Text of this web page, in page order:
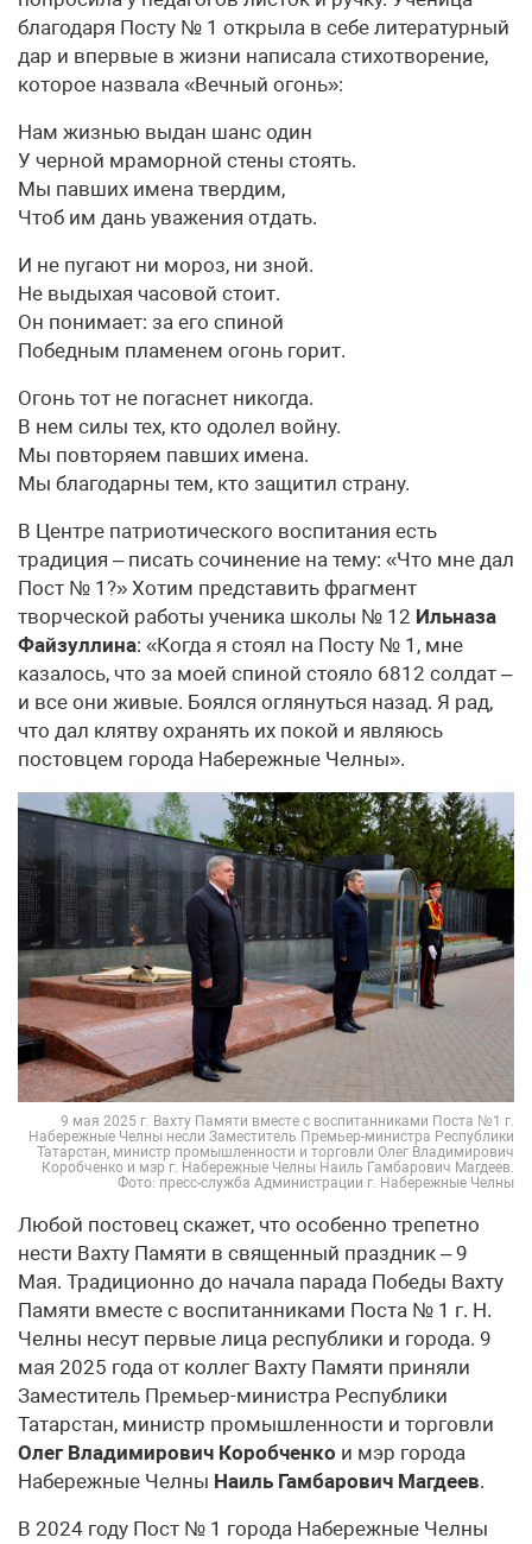
благодаря Посту № 1 открыла в себе литературный
дар и впервые в жизни написала стихотворение,
которое назвала «Вечный огонь»:
Нам жизнью выдан шанс один
У черной мраморной стены стоять.
Мы павших имена твердим,
Чтоб им дань уважения отдать.
И не пугают ни мороз, ни зной.
Не выдыхая часовой стоит.
Он понимает: за его спиной
Победным пламенем огонь горит.
Огонь тот не погаснет никогда.
В нем силы тех, кто одолел войну.
Мы повторяем павших имена.
Мы благодарны тем, кто защитил страну.
В Центре патриотического воспитания есть
традиция – писать сочинение на тему: «Что мне дал
Пост № 1?» Хотим представить фрагмент
творческой работы ученика школы № 12 Ильназа
Файзуллина: «Когда я стоял на Посту № 1, мне
казалось, что за моей спиной стояло 6812 солдат –
и все они живые. Боялся оглянуться назад. Я рад,
что дал клятву охранять их покой и являюсь
постовцем города Набережные Челны».
9 мая 2025 г. Вахту Памяти вместе с воспитанниками Поста №1 г.
Набережные Челны несли Заместитель Премьер-министра Республики
Татарстан, министр промышленности и торговли Олег Владимирович
Коробченко и мэр г. Набережные Челны Наиль Гамбарович Магдеев.
Фото: пресс-служба Администрации г. Набережные Челны
Любой постовец скажет, что особенно трепетно
нести Вахту Памяти в священный праздник – 9
Мая. Традиционно до начала парада Победы Вахту
Памяти вместе с воспитанниками Поста № 1 г. Н.
Челны несут первые лица республики и города. 9
мая 2025 года от коллег Вахту Памяти приняли
Заместитель Премьер-министра Республики
Татарстан, министр промышленности и торговли
Олег Владимирович Коробченко и мэр города
Набережные Челны Наиль Гамбарович Магдеев.
В 2024 году Пост № 1 города Набережные Челны